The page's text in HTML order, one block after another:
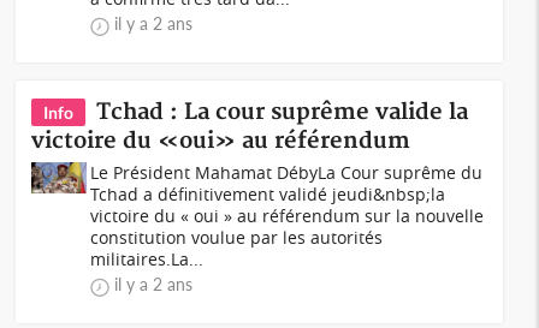
il y a 2 ans
Info
Tchad : La cour suprême valide la
victoire du «oui» au référendum
Le Président Mahamat DébyLa Cour suprême du
Tchad a définitivement validé jeudi&nbsp;la
victoire du « oui » au référendum sur la nouvelle
constitution voulue par les autorités
militaires.La...
il y a 2 ans